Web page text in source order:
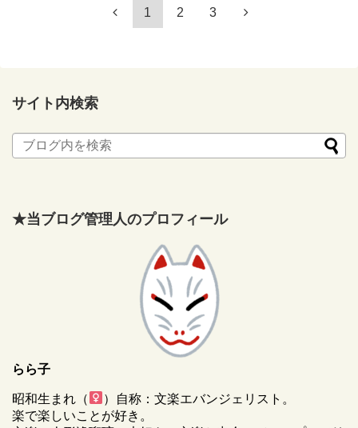
1 2 3
サイト内検索
★当ブログ管理人のプロフィール
らら子
昭和生まれ（
）自称：文楽エバンジェリスト。
楽で楽しいことが好き。